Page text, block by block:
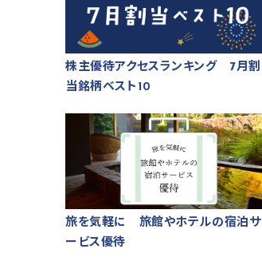
株主優待アクセスランキング 7月割
当銘柄ベスト10
旅を気軽に 旅館やホテルの宿泊サ
ービス優待